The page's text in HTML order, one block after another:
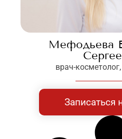
Мефодьева
врач-
Записаться